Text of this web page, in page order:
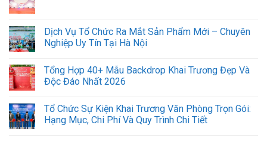
Dịch Vụ Tổ Chức Ra Mắt Sản Phẩm Mới – Chuyên
Nghiệp Uy Tín Tại Hà Nội
Tổng Hợp 40+ Mẫu Backdrop Khai Trương Đẹp Và
Độc Đáo Nhất 2026
Tổ Chức Sự Kiện Khai Trương Văn Phòng Trọn Gói:
Hạng Mục, Chi Phí Và Quy Trình Chi Tiết